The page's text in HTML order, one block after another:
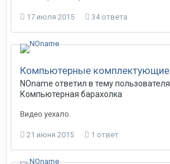
17 июля 2015 34 ответа
Компьютерные комплектующие
NOname ответил в тему пользователя
Компьютерная барахолка
Видео уехало.
21 июня 2015 1 ответ